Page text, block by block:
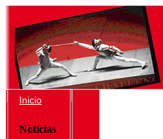
Inicio
Noticias